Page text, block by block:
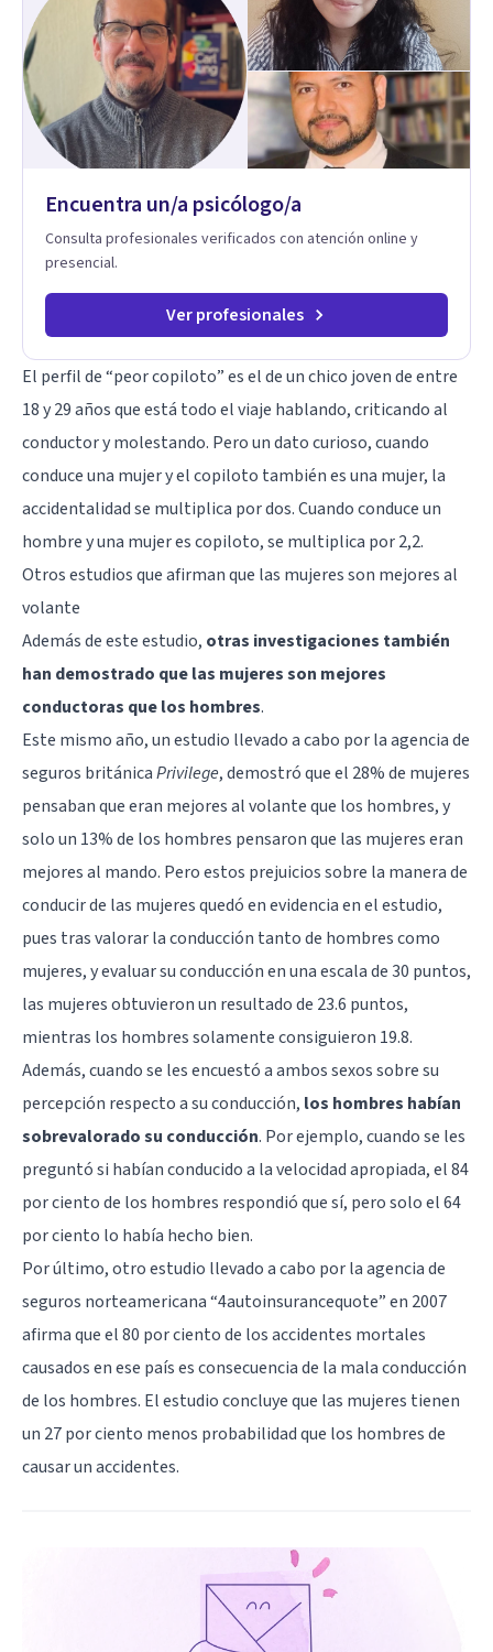
Adolescentes y Adultos
Encuentra un/a psicólogo/a
Consulta profesionales verificados con atención online y
presencial.
Ver profesionales
El perfil de “peor copiloto” es el de un chico joven de entre
18 y 29 años que está todo el viaje hablando, criticando al
conductor y molestando. Pero un dato curioso, cuando
conduce una mujer y el copiloto también es una mujer, la
accidentalidad se multiplica por dos. Cuando conduce un
hombre y una mujer es copiloto, se multiplica por 2,2.
Otros estudios que afirman que las mujeres son mejores al
volante
Además de este estudio, otras investigaciones también
han demostrado que las mujeres son mejores
conductoras que los hombres.
Este mismo año, un estudio llevado a cabo por la agencia de
seguros británicaPrivilege, demostró que el 28% de mujeres
pensaban que eran mejores al volante que los hombres, y
solo un 13% de los hombres pensaron que las mujeres eran
mejores al mando. Pero estos prejuicios sobre la manera de
conducir de las mujeres quedó en evidencia en el estudio,
pues tras valorar la conducción tanto de hombres como
mujeres, y evaluar su conducción en una escala de 30 puntos,
las mujeres obtuvieron un resultado de 23.6 puntos,
mientras los hombres solamente consiguieron 19.8.
Además, cuando se les encuestó a ambos sexos sobre su
percepción respecto a su conducción, los hombres habían
sobrevalorado su conducción. Por ejemplo, cuando se les
preguntó si habían conducido a la velocidad apropiada, el 84
por ciento de los hombres respondió que sí, pero solo el 64
por ciento lo había hecho bien.
Por último, otro estudio llevado a cabo por la agencia de
seguros norteamericana “4autoinsurancequote” en 2007
afirma que el 80 por ciento de los accidentes mortales
causados en ese país es consecuencia de la mala conducción
de los hombres. El estudio concluye que las mujeres tienen
un 27 por ciento menos probabilidad que los hombres de
causar un accidentes.